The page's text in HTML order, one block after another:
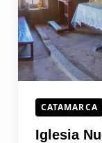
CATAMARCA
Iglesia